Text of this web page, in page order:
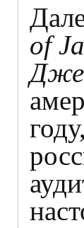
of